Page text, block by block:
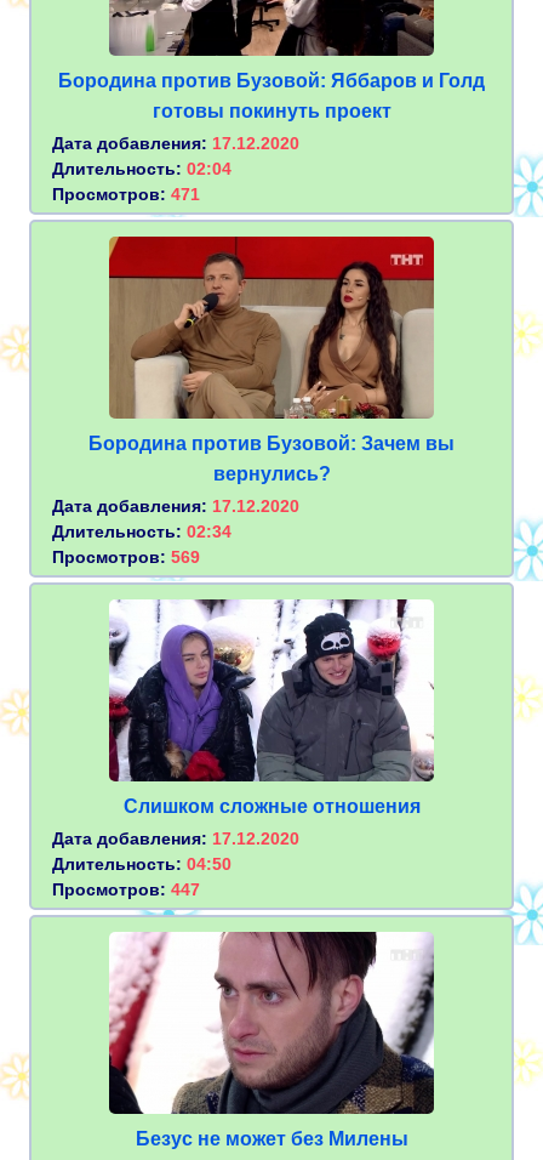
Бородина против Бузовой: Яббаров и Голд
готовы покинуть проект
Дата добавления: 17.12.2020
Длительность: 02:04
Просмотров: 471
Бородина против Бузовой: Зачем вы
вернулись?
Дата добавления: 17.12.2020
Длительность: 02:34
Просмотров: 569
Слишком сложные отношения
Дата добавления: 17.12.2020
Длительность: 04:50
Просмотров: 447
Безус не может без Милены